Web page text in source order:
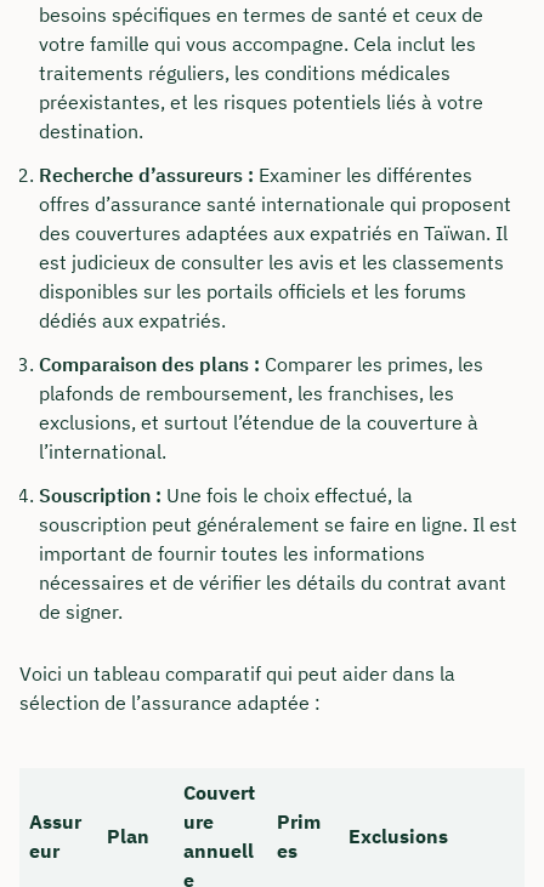
besoins spécifiques en termes de santé et ceux de
votre famille qui vous accompagne. Cela inclut les
traitements réguliers, les conditions médicales
préexistantes, et les risques potentiels liés à votre
destination.
Recherche d’assureurs : Examiner les différentes
offres d’assurance santé internationale qui proposent
des couvertures adaptées aux expatriés en Taïwan. Il
est judicieux de consulter les avis et les classements
disponibles sur les portails officiels et les forums
dédiés aux expatriés.
Comparaison des plans : Comparer les primes, les
plafonds de remboursement, les franchises, les
exclusions, et surtout l’étendue de la couverture à
l’international.
Souscription : Une fois le choix effectué, la
souscription peut généralement se faire en ligne. Il est
important de fournir toutes les informations
nécessaires et de vérifier les détails du contrat avant
de signer.
Voici un tableau comparatif qui peut aider dans la
sélection de l’assurance adaptée :
Assur
eur
Plan
Couvert
ure
annuell
e
Prim
es
Exclusions